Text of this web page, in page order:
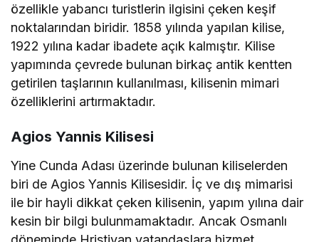
özellikle yabancı turistlerin ilgisini çeken keşif
noktalarından biridir. 1858 yılında yapılan kilise,
1922 yılına kadar ibadete açık kalmıştır. Kilise
yapımında çevrede bulunan birkaç antik kentten
getirilen taşlarının kullanılması, kilisenin mimari
özelliklerini artırmaktadır.
Agios Yannis Kilisesi
Yine Cunda Adası üzerinde bulunan kiliselerden
biri de Agios Yannis Kilisesidir. İç ve dış mimarisi
ile bir hayli dikkat çeken kilisenin, yapım yılına dair
kesin bir bilgi bulunmamaktadır. Ancak Osmanlı